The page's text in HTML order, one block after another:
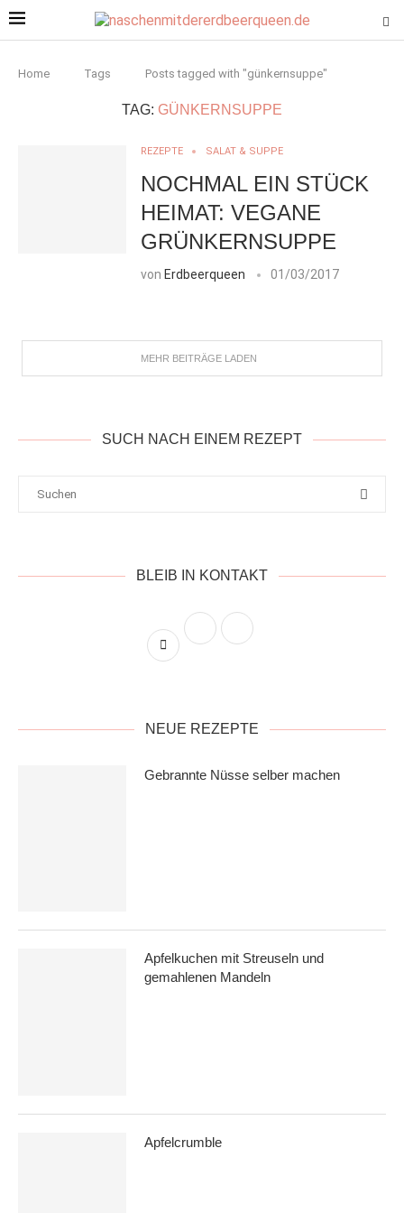
Home Tags Posts tagged with "günkernsuppe"
TAG: GÜNKERNSUPPE
REZEPTE SALAT & SUPPE
NOCHMAL EIN STÜCK
HEIMAT: VEGANE
GRÜNKERNSUPPE
von Erdbeerqueen 01/03/2017
MEHR BEITRÄGE LADEN
SUCH NACH EINEM REZEPT
BLEIB IN KONTAKT
NEUE REZEPTE
Gebrannte Nüsse selber machen
Apfelkuchen mit Streuseln und
gemahlenen Mandeln
Apfelcrumble